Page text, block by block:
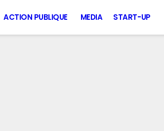
ACTION PUBLIQUE MEDIA START-UP